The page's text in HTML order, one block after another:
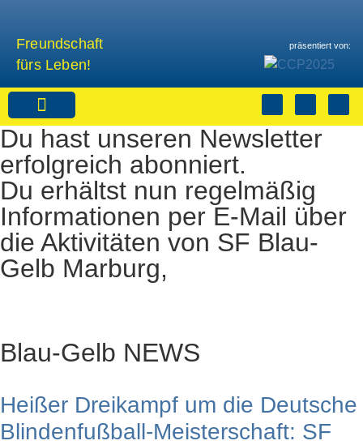
Freundschaft
fürs Leben!
präsentiert von:
Du hast unseren Newsletter
erfolgreich abonniert.
Du erhältst nun regelmäßig
Informationen per E-Mail über
die Aktivitäten von SF Blau-
Gelb Marburg,
Blau-Gelb NEWS
Heißer Dreikampf um die Deutsche
Blindenfußball-Meisterschaft: SF